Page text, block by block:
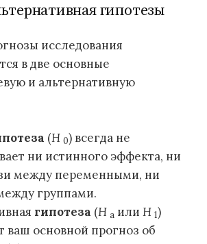
гипотезы
исследования
в две основные
и альтернативную
(H 0) всегда не
ни истинного эффекта, ни
между переменными, ни
группами.
гипотеза (H a или H 1)
ваш основной прогноз об